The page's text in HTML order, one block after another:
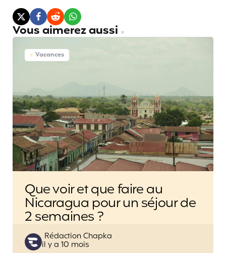
Vous aimerez aussi
Vacances
Que voir et que faire au
Nicaragua pour un séjour de
2 semaines ?
Posted
by
Rédaction Chapka
il y a 10 mois